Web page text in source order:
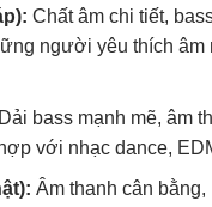
Chất âm chi tiết,
người yêu thích âm
Dải bass mạnh mẽ, âm
với nhạc dance,
Âm thanh cân